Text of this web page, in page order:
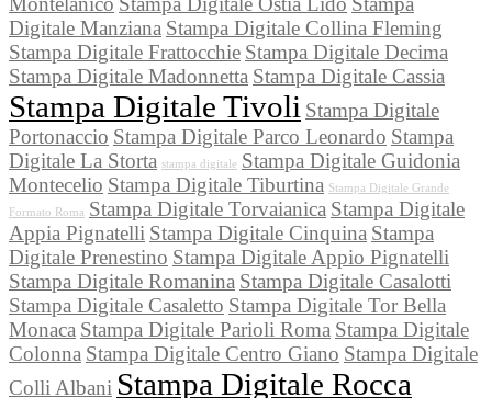
Digitale Manziana Stampa Digitale Collina Fleming
Stampa Digitale Frattocchie Stampa Digitale Decima
Stampa Digitale Madonnetta Stampa Digitale Cassia
Stampa Digitale Tivoli Stampa Digitale
Portonaccio Stampa Digitale Parco Leonardo Stampa
Digitale La Storta stampa digitale Stampa Digitale Guidonia
Montecelio Stampa Digitale Tiburtina Stampa Digitale Grande
Formato Roma Stampa Digitale Torvaianica Stampa Digitale
Appia Pignatelli Stampa Digitale Cinquina Stampa
Digitale Prenestino Stampa Digitale Appio Pignatelli
Stampa Digitale Romanina Stampa Digitale Casalotti
Stampa Digitale Casaletto Stampa Digitale Tor Bella
Monaca Stampa Digitale Parioli Roma Stampa Digitale
Colonna Stampa Digitale Centro Giano Stampa Digitale
Colli Albani Stampa Digitale Rocca